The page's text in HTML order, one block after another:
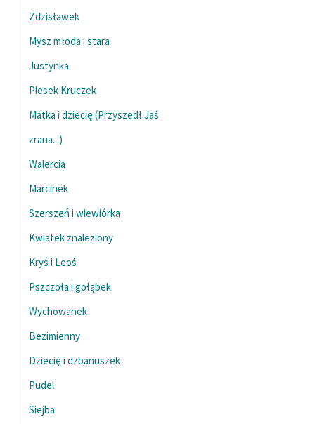
Ręce pełne poezji
Kolekcje edukacyjne
twórców przechodzących
lektur szkolnych oraz
Starego Testamentu
Odkurzamy bohaterów
Szkoła Poezji Wolnych
Lektur
O nas
Kontakt
O projekcie
Wolnych Lektur
Zdzisławek
Mysz młoda i stara
Justynka
Piesek Kruczek
Matka i dziecię (Przyszedł Jaś
zrana...)
Walercia
Marcinek
Szerszeń i wiewiórka
Kwiatek znaleziony
Kryś i Leoś
Pszczoła i gołąbek
Wychowanek
Bezimienny
Dziecię i dzbanuszek
Pudel
Siejba